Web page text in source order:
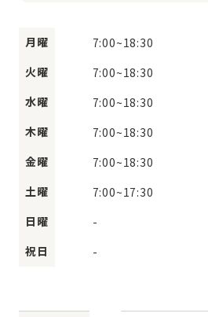
月曜 7:00~18:30
火曜
7:00~18:30
水曜
7:00~18:30
木曜
7:00~18:30
金曜
7:00~18:30
土曜
7:00~17:30
日曜
-
祝日
-